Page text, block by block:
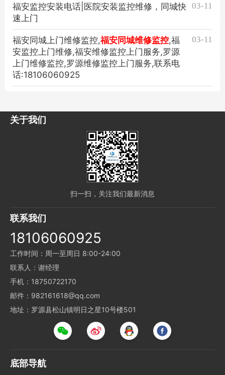
福安监控安装电话|医院安装监控维修，同城快
速上门
03-11
福安同城上门维修监控,福安同城维修监控,福
安监控上门维修,福安维修监控上门服务,罗源
上门维修监控,罗源维修监控上门服务,联系电
话:18106060925
03-11
关于我们
扫一扫，关注我们最新消息
联系我们
18106060925
工作时间：周一至周日 8:00-24:00
联系人：谢经理
手机：18750722170
邮件：982161618@qq.com
地址：罗源县松山镇明日之星10号楼501
底部导航